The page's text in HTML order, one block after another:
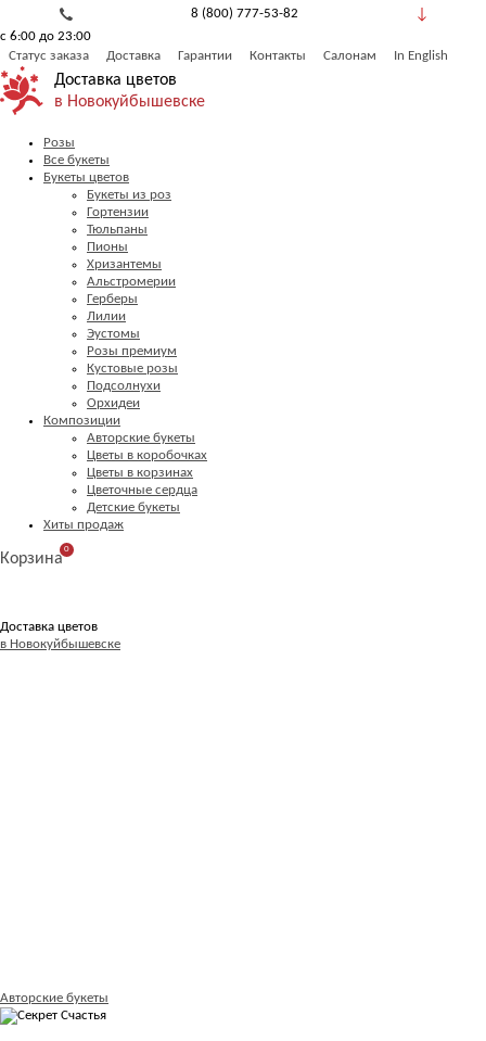
8 (800) 777-53-82
с 6:00 до 23:00
Статус заказа
Доставка Гарантии Контакты Салонам In English
Доставка цветов
в Новокуйбышевске
Розы
Все букеты
Букеты цветов
Букеты из роз
Гортензии
Тюльпаны
Пионы
Хризантемы
Альстромерии
Герберы
Лилии
Эустомы
Розы премиум
Кустовые розы
Подсолнухи
Орхидеи
Композиции
Авторские букеты
Цветы в коробочках
Цветы в корзинах
Цветочные сердца
Детские букеты
Хиты продаж
Корзина
0
Доставка цветов
в Новокуйбышевске
Авторские букеты